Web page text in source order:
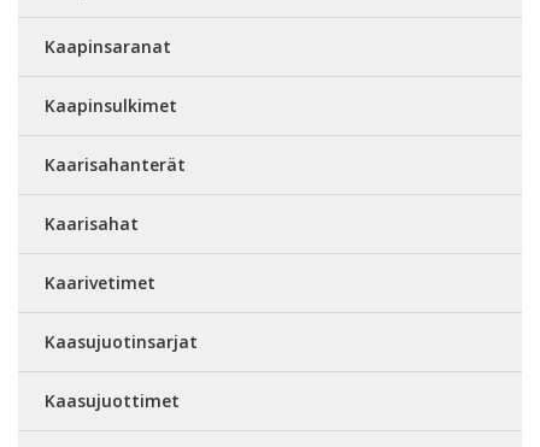
Kaapinsaranat
Kaapinsulkimet
Kaarisahanterät
Kaarisahat
Kaarivetimet
Kaasujuotinsarjat
Kaasujuottimet